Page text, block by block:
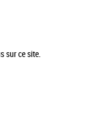
sur ce site.